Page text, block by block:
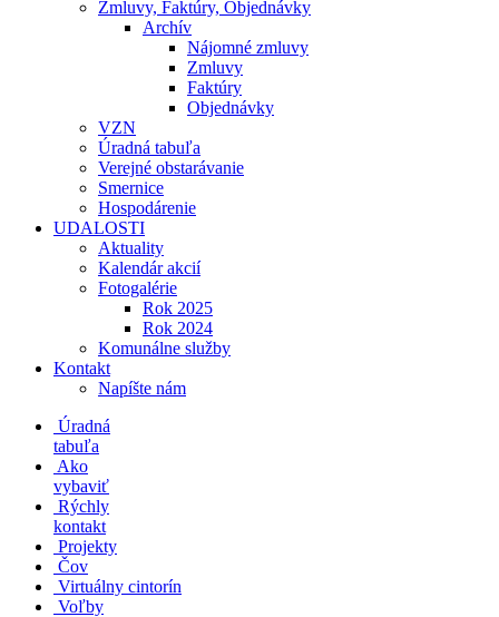
Zmluvy, Faktúry, Objednávky
Archív
Nájomné zmluvy
Zmluvy
Faktúry
Objednávky
VZN
Úradná tabuľa
Verejné obstarávanie
Smernice
Hospodárenie
UDALOSTI
Aktuality
Kalendár akcií
Fotogalérie
Rok 2025
Rok 2024
Komunálne služby
Kontakt
Napíšte nám
Úradná
tabuľa
Ako
vybaviť
Rýchly
kontakt
Projekty
Čov
Virtuálny cintorín
Voľby